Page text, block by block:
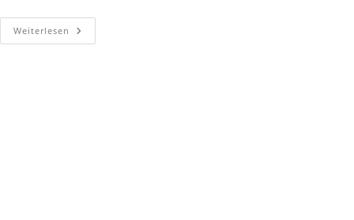
Weiterlesen Kartenbox
Filigrane